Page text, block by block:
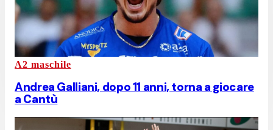
A2 maschile
Andrea Galliani, dopo 11 anni, torna a giocare
a Cantù